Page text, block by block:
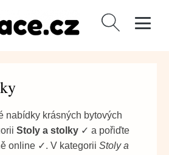
Vyhledávání
nabídky krásných bytových
Stoly a stolky ✓ a pořiďte
online ✓. V kategorii Stoly a